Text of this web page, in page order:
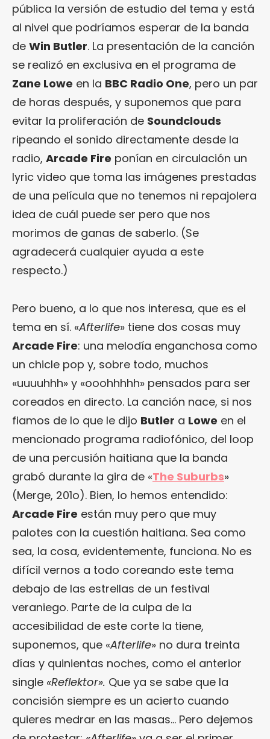
pública la versión de estudio del tema y está
al nivel que podríamos esperar de la banda
de Win Butler. La presentación de la canción
se realizó en exclusiva en el programa de
Zane Lowe en la BBC Radio One, pero un par
de horas después, y suponemos que para
evitar la proliferación de Soundclouds
ripeando el sonido directamente desde la
radio, Arcade Fire ponían en circulación un
lyric video que toma las imágenes prestadas
de una película que no tenemos ni repajolera
idea de cuál puede ser pero que nos
morimos de ganas de saberlo. (Se
agradecerá cualquier ayuda a este
respecto.)
Pero bueno, a lo que nos interesa, que es el
tema en sí. «Afterlife» tiene dos cosas muy
Arcade Fire: una melodía enganchosa como
un chicle pop y, sobre todo, muchos
«uuuuhhh» y «ooohhhhh» pensados para ser
coreados en directo. La canción nace, si nos
fiamos de lo que le dijo Butler a Lowe en el
mencionado programa radiofónico, del loop
de una percusión haitiana que la banda
grabó durante la gira de «The Suburbs»
(Merge, 201o). Bien, lo hemos entendido:
Arcade Fire están muy pero que muy
palotes con la cuestión haitiana. Sea como
sea, la cosa, evidentemente, funciona. No es
difícil vernos a todo coreando este tema
debajo de las estrellas de un festival
veraniego. Parte de la culpa de la
accesibilidad de este corte la tiene,
suponemos, que «Afterlife» no dura treinta
días y quinientas noches, como el anterior
single «Reflektor». Que ya se sabe que la
concisión siempre es un acierto cuando
quieres medrar en las masas… Pero dejemos